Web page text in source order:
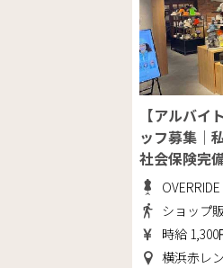
【アルバイ
ッフ募集｜
社会保険完
ショップ
時給
横浜赤レ